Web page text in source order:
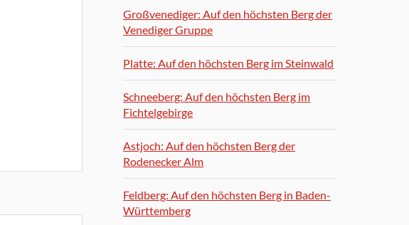
Großvenediger: Auf den höchsten Berg der
Venediger Gruppe
Platte: Auf den höchsten Berg im Steinwald
Schneeberg: Auf den höchsten Berg im
Fichtelgebirge
Astjoch: Auf den höchsten Berg der
Rodenecker Alm
Feldberg: Auf den höchsten Berg in Baden-
Württemberg